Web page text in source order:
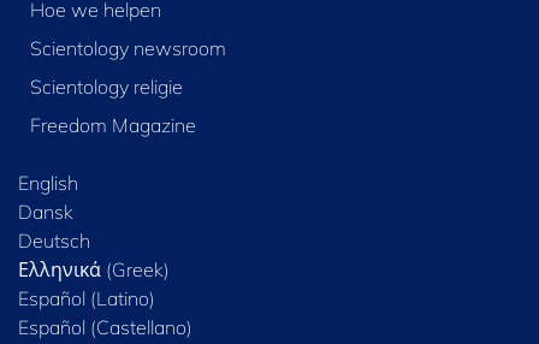
Hoe we helpen
Scientology newsroom
Scientology religie
Freedom Magazine
English
Dansk
Deutsch
Ελληνικά (Greek)
Español (Latino)
Español (Castellano)